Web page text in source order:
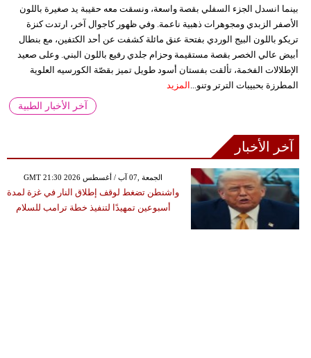
بينما انسدل الجزء السفلي بقصة واسعة، ونسقت معه حقيبة يد صغيرة باللون
الأصفر الزبدي ومجوهرات ذهبية ناعمة. وفي ظهور كاجوال آخر، ارتدت كنزة
تريكو باللون البيج الوردي بفتحة عنق مائلة كشفت عن أحد الكتفين، مع بنطال
أبيض عالي الخصر بقصة مستقيمة وحزام جلدي رفيع باللون البني. وعلى صعيد
الإطلالات الفخمة، تألقت بفستان أسود طويل تميز بقصّة الكورسيه العلوية
المطرزة بحبيبات الترتر وتنو... المزيد
آخر الأخبار الطبية
آخر الأخبار
GMT 21:30 2026 الجمعة ,07 آب / أغسطس
واشنطن تضغط لوقف إطلاق النار في غزة لمدة
أسبوعين تمهيدًا لتنفيذ خطة ترامب للسلام